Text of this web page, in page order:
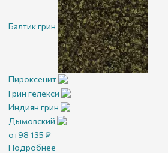
Балтик грин
Пироксенит
Грин гелекси
Индиян грин
Дымовский
от98 135 ₽
Подробнее